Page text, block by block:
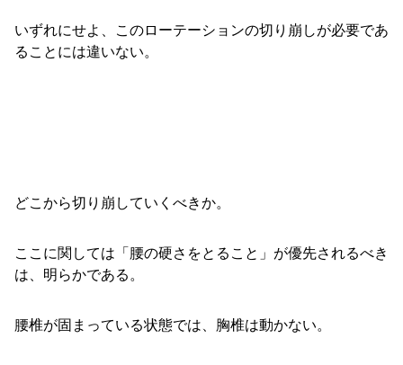
いずれにせよ、このローテーションの切り崩しが必要であ
ることには違いない。
どこから切り崩していくべきか。
ここに関しては「腰の硬さをとること」が優先されるべき
は、明らかである。
腰椎が固まっている状態では、胸椎は動かない。